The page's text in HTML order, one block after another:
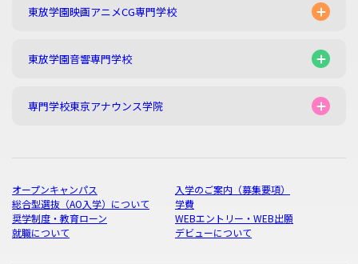
東放学園映画アニメCG専門学校
東放学園音響専門学校
専門学校東京アナウンス学院
オープンキャンパス
入学のご案内（募集要項）
総合型選抜（AO入学）について
学費
奨学制度・教育ローン
WEBエントリー・WEB出願
就職について
デビューについて